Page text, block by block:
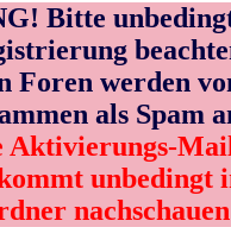
Bitte
Foren werden
als Spam
Aktivierungs-
unbedingt